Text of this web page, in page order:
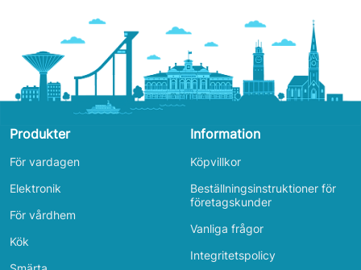
Produkter
För vardagen
Elektronik
För vårdhem
Kök
Information
Köpvillkor
Beställningsinstruktioner för
företagskunder
Vanliga frågor
Integritetspolicy